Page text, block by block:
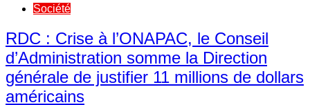
Société
RDC : Crise à l’ONAPAC, le Conseil
d’Administration somme la Direction
générale de justifier 11 millions de dollars
américains